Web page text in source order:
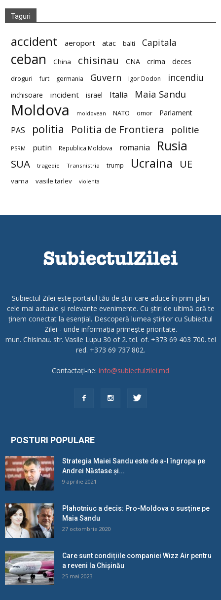
Taguri
accident aeroport atac balti Capitala
ceban China chisinau CNA crima deces
droguri furt germania Guvern Igor Dodon incendiu
inchisoare incident israel Italia Maia Sandu
Moldova moldovean NATO omor Parlament
PAS politia Politia de Frontiera politie
PSRM putin Republica Moldova romania Rusia
SUA tragedie Transnistria trump Ucraina UE
vama vasile tarlev violenta
Subiectul Zilei este portalul tău de știri care aduce în prim-plan
cele mai actuale și relevante evenimente. Cu știri de ultimă oră te
ținem conectat la esențial. Descoperă lumea știrilor cu Subiectul
Zilei - unde informația primește prioritate.
mun. Chisinau. str. Vasile Lupu 30 of 2. tel. of. +373 69 403 700. tel
red. +373 69 737 802.
Contactați-ne: info@subiectulzilei.md
POSTURI POPULARE
Strategia Maiei Sandu este de a-l îngropa pe
Andrei Năstase și...
9 aprilie 2021
Plahotniuc a decis: Pro-Moldova o susține pe
Maia Sandu
27 octombrie 2020
Care sunt condițiile companiei Wizz Air pentru
a reveni la Chișinău
25 mai 2023